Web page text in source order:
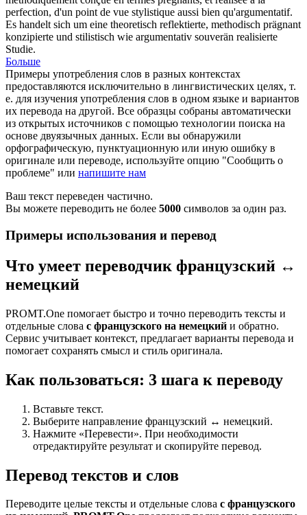
perfection, d'un point de vue stylistique aussi bien qu'argumentatif.
Es handelt sich um eine theoretisch reflektierte, methodisch prägnant
konzipierte und stilistisch wie argumentativ souverän realisierte
Studie.
Больше
Примеры употребления слов в разных контекстах
предоставляются исключительно в лингвистических целях, т.
е. для изучения употребления слов в одном языке и вариантов
их перевода на другой. Все образцы собраны автоматически
из открытых источников с помощью технологии поиска на
основе двуязычных данных. Если вы обнаружили
орфографическую, пунктуационную или иную ошибку в
оригинале или переводе, используйте опцию "Сообщить о
проблеме" или напишите нам
Ваш текст переведен частично.
Вы можете переводить не более 5000 символов за один раз.
Примеры использования и перевод
Что умеет переводчик французский ↔
немецкий
PROMT.One помогает быстро и точно переводить тексты и
отдельные слова с французского на немецкий и обратно.
Сервис учитывает контекст, предлагает варианты перевода и
помогает сохранять смысл и стиль оригинала.
Как пользоваться: 3 шага к переводу
Вставьте текст.
Выберите направление французский ↔ немецкий.
Нажмите «Перевести». При необходимости
отредактируйте результат и скопируйте перевод.
Перевод текстов и слов
Переводите целые тексты и отдельные слова с французского